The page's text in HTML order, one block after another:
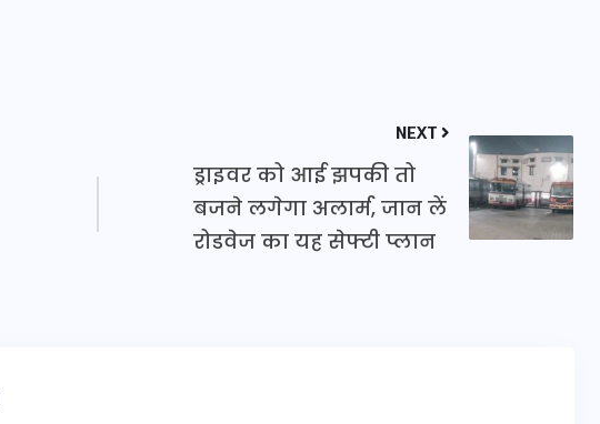
NEXT
ड्राइवर को आई झपकी तो
बजने लगेगा अलार्म, जान लें
रोडवेज का यह सेफ्टी प्लान
20 जनवरी 2026